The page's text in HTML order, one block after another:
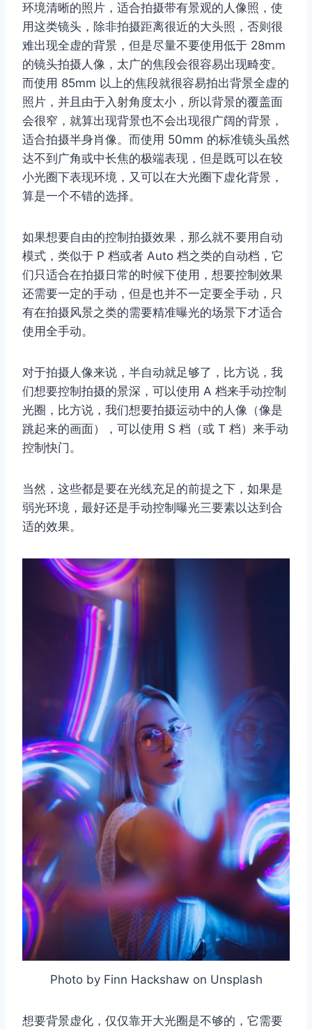
环境清晰的照片，适合拍摄带有景观的人像照，使
用这类镜头，除非拍摄距离很近的大头照，否则很
难出现全虚的背景，但是尽量不要使用低于 28mm
的镜头拍摄人像，太广的焦段会很容易出现畸变。
而使用 85mm 以上的焦段就很容易拍出背景全虚的
照片，并且由于入射角度太小，所以背景的覆盖面
会很窄，就算出现背景也不会出现很广阔的背景，
适合拍摄半身肖像。而使用 50mm 的标准镜头虽然
达不到广角或中长焦的极端表现，但是既可以在较
小光圈下表现环境，又可以在大光圈下虚化背景，
算是一个不错的选择。
如果想要自由的控制拍摄效果，那么就不要用自动
模式，类似于 P 档或者 Auto 档之类的自动档，它
们只适合在拍摄日常的时候下使用，想要控制效果
还需要一定的手动，但是也并不一定要全手动，只
有在拍摄风景之类的需要精准曝光的场景下才适合
使用全手动。
对于拍摄人像来说，半自动就足够了，比方说，我
们想要控制拍摄的景深，可以使用 A 档来手动控制
光圈，比方说，我们想要拍摄运动中的人像（像是
跳起来的画面），可以使用 S 档（或 T 档）来手动
控制快门。
当然，这些都是要在光线充足的前提之下，如果是
弱光环境，最好还是手动控制曝光三要素以达到合
适的效果。
Photo by Finn Hackshaw on Unsplash
想要背景虚化，仅仅靠开大光圈是不够的，它需要